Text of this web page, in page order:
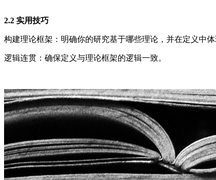
2.2 实用技巧
构建理论框架：明确你的研究基于哪些理论，并在定义中体
逻辑连贯：确保定义与理论框架的逻辑一致。